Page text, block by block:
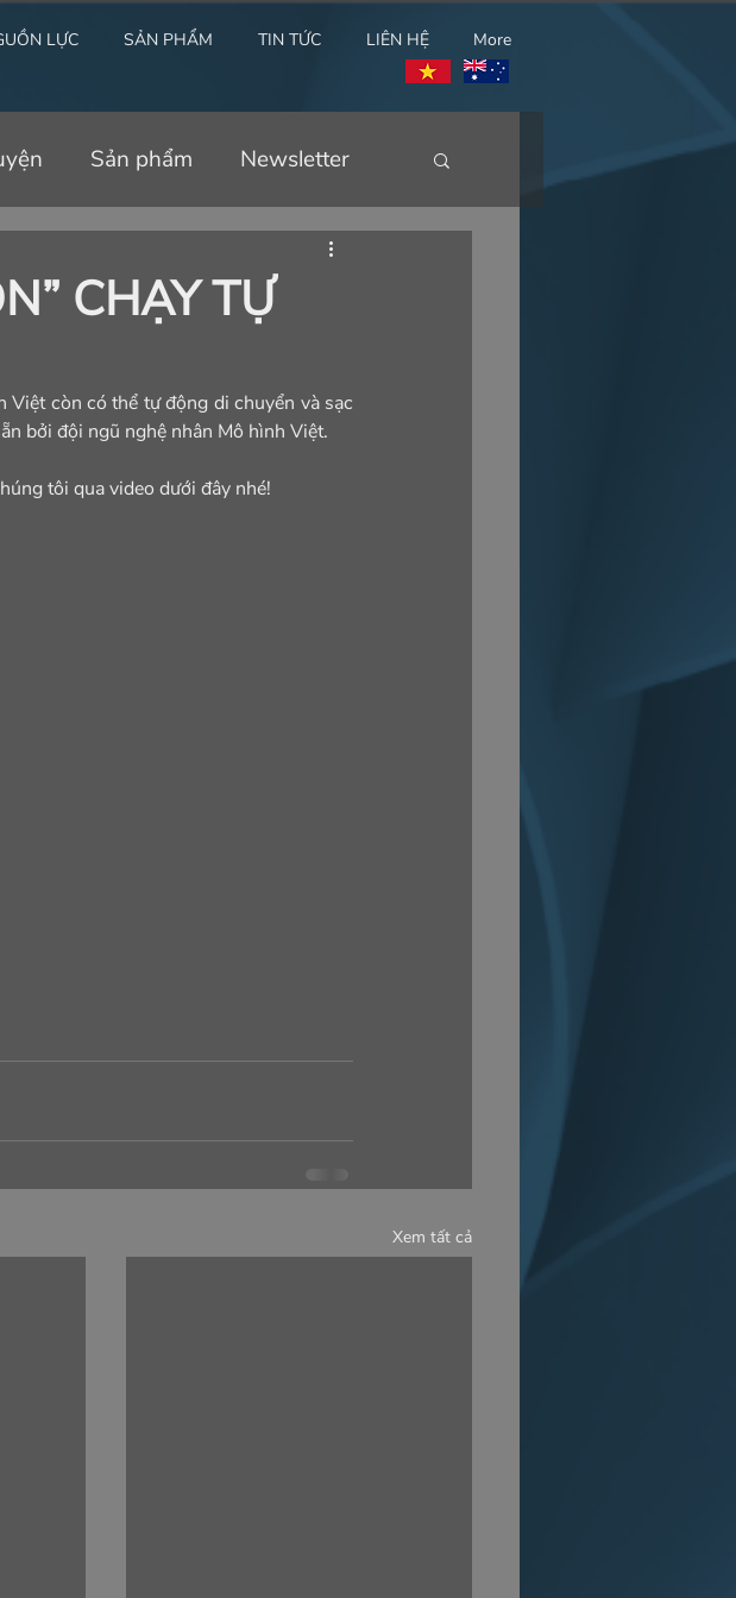
LỰC SẢN PHẨM TIN TỨC LIÊN HỆ More
Sản phẩm Newsletter
CHẠY TỰ
còn có thể tự động di chuyển và sạc
bởi đội ngũ nghệ nhân Mô hình Việt.
tôi qua video dưới đây nhé!
Xem tất cả